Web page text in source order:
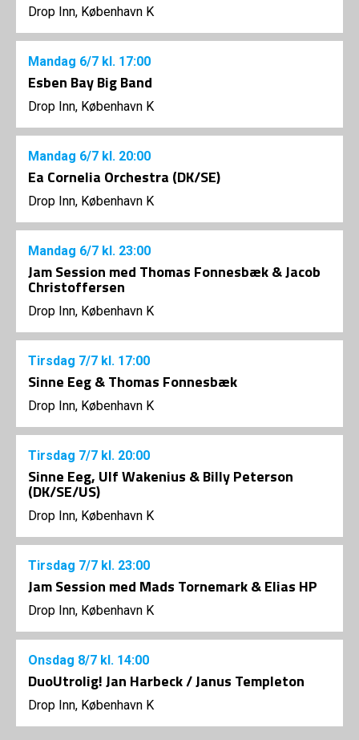
Drop Inn, København K
Mandag 6/7 kl. 17:00
Esben Bay Big Band
Drop Inn, København K
Mandag 6/7 kl. 20:00
Ea Cornelia Orchestra (DK/SE)
Drop Inn, København K
Mandag 6/7 kl. 23:00
Jam Session med Thomas Fonnesbæk & Jacob
Christoffersen
Drop Inn, København K
Tirsdag 7/7 kl. 17:00
Sinne Eeg & Thomas Fonnesbæk
Drop Inn, København K
Tirsdag 7/7 kl. 20:00
Sinne Eeg, Ulf Wakenius & Billy Peterson
(DK/SE/US)
Drop Inn, København K
Tirsdag 7/7 kl. 23:00
Jam Session med Mads Tornemark & Elias HP
Drop Inn, København K
Onsdag 8/7 kl. 14:00
DuoUtrolig! Jan Harbeck / Janus Templeton
Drop Inn, København K